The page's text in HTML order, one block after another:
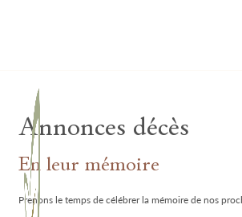
Annonces décès
En leur mémoire
Prenons le temps de célébrer la mémoire de nos